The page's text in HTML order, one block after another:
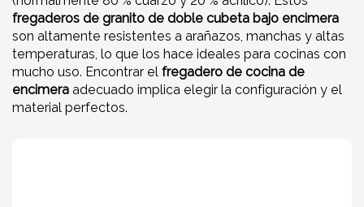
fregaderos de granito de doble cubeta bajo encimera
son altamente resistentes a arañazos, manchas y altas
temperaturas, lo que los hace ideales para cocinas con
mucho uso. Encontrar el fregadero de cocina de
encimera adecuado implica elegir la configuración y el
material perfectos.